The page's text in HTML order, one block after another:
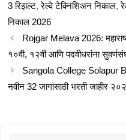
3 रिझल्ट,रेल्वे टेक्निशिअन निकाल,
निकाल 2026
Rojgar Melava 2026:
१०वी, १२वी आणि पदवीधरांना
Sangola College Solapur
नवीन 32 जागांसाठी भरती जाहीर